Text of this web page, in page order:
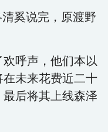
奚说完，原渡野
呼声，他们本以
未来花费近二十
后将其上线森泽